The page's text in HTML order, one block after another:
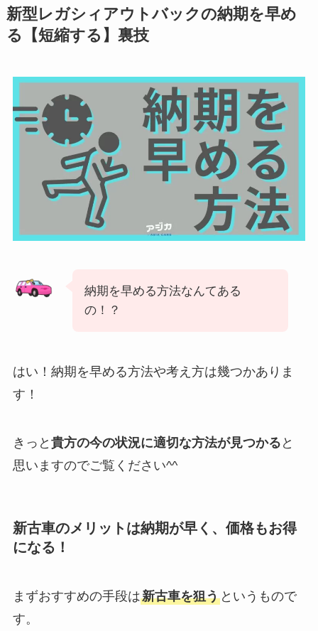
新型レガシィアウトバック の納期を早め
る【短縮する】裏技
納期を早める方法なんてある
の！？
はい！納期を早める方法や考え方は幾つかありま
す！
きっと 貴方の今の状況に適切な方法が見つかる と
思いますのでご覧ください^^
新古車のメリットは納期が早く、価格もお得
になる！
まずおすすめの手段は新古車を狙うというもので
す。